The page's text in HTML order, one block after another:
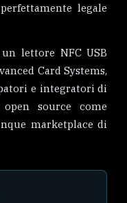
legale
lettore NFC USB
Card Systems,
e integratori di
source come
marketplace di